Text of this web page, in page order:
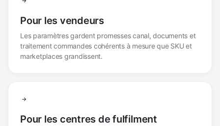
Pour les vendeurs
Les paramètres gardent promesses canal, documents et
traitement commandes cohérents à mesure que SKU et
marketplaces grandissent.
Pour les centres de fulfilment